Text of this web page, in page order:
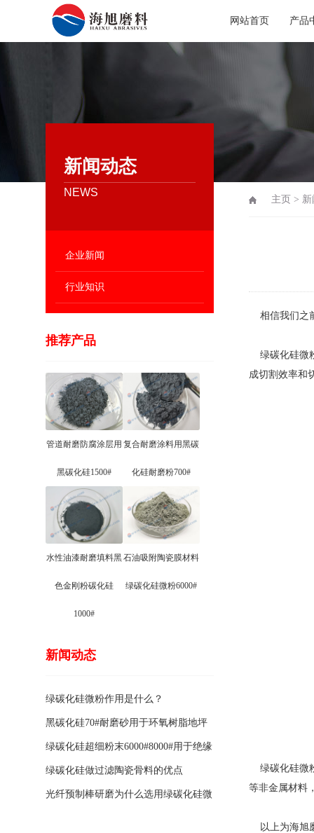
网站首页 产品
新闻动态
NEWS
企业新闻
行业知识
推荐产品
管道耐磨防腐涂层用
黑碳化硅1500#
复合耐磨涂料用黑碳
化硅耐磨粉700#
水性油漆耐磨填料黑
色金刚粉碳化硅
1000#
石油吸附陶瓷膜材料
绿碳化硅微粉6000#
新闻动态
绿碳化硅微粉作用是什么？
黑碳化硅70#耐磨砂用于环氧树脂地坪
骨料的特点有哪些？
绿碳化硅超细粉末6000#8000#用于绝缘
涂料的优点
绿碳化硅做过滤陶瓷骨料的优点
光纤预制棒研磨为什么选用绿碳化硅微
主页 >
相信我们之
绿碳化硅微
成切割效率和
绿碳化硅微
等非金属材料
以上为海旭